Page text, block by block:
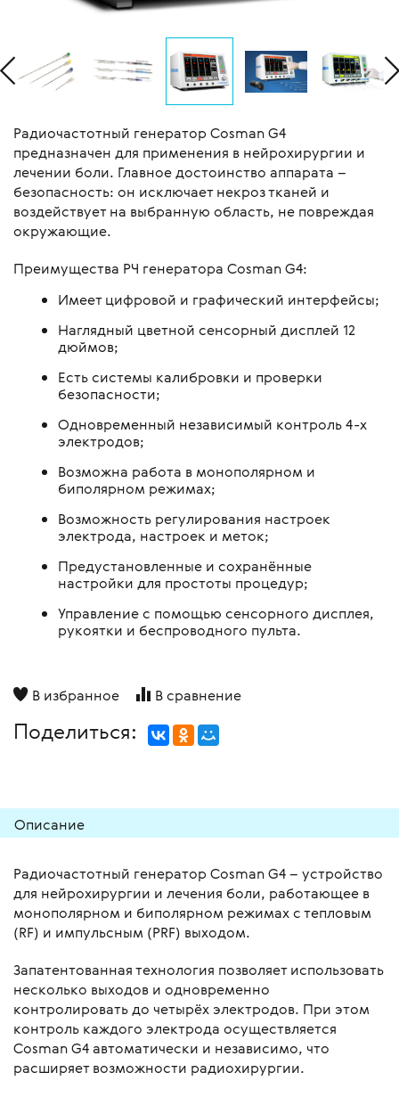
Радиочастотный генератор Cosman G4
предназначен для применения в нейрохирургии и
лечении боли. Главное достоинство аппарата –
безопасность: он исключает некроз тканей и
воздействует на выбранную область, не повреждая
окружающие.
Преимущества РЧ генератора Cosman G4:
Имеет цифровой и графический интерфейсы;
Наглядный цветной сенсорный дисплей 12
дюймов;
Есть системы калибровки и проверки
безопасности;
Одновременный независимый контроль 4-х
электродов;
Возможна работа в монополярном и
биполярном режимах;
Возможность регулирования настроек
электрода, настроек и меток;
Предустановленные и сохранённые
настройки для простоты процедур;
Управление с помощью сенсорного дисплея,
рукоятки и беспроводного пульта.
В избранное В сравнение
Поделиться:
Описание
Радиочастотный генератор Cosman G4 – устройство
для нейрохирургии и лечения боли, работающее в
монополярном и биполярном режимах с тепловым
(RF) и импульсным (PRF) выходом.
Запатентованная технология позволяет использовать
несколько выходов и одновременно
контролировать до четырёх электродов. При этом
контроль каждого электрода осуществляется
Cosman G4 автоматически и независимо, что
расширяет возможности радиохирургии.